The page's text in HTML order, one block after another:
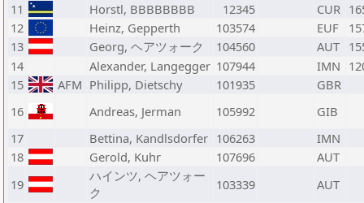
11
Horstl, BBBBBBBB 12345 CUR
12
Heinz, Gepperth 103574 EUF
13
Georg, ヘアツォーク 104560 AUT
14
Alexander, Langegger 107944 IMN
15
AFM Philipp, Dietschy 101935
GBR
16
Andreas, Jerman 105992
GIB
17
Bettina, Kandlsdorfer 106263
IMN
18
Gerold, Kuhr 107696
AUT
19
ハインツ, ヘアツォー
ク
103339
AUT